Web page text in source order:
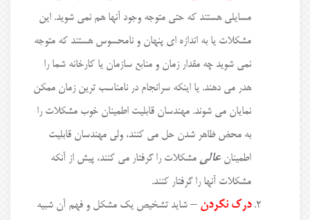
مسایلی هستند که حتی متوجه وجود آنها هم نمی شوید. این
مشکلات یا به اندازه ای پنهان و نامحسوس هستند که متوجه
نمی شوید چه مقدار زمان و منابع سازمان یا کارخانه شما را
هدر می دهند. یا اینکه سرانجام در نامناسب ترین زمان ممکن
نمایان می شوند. مهندسان قابلیت اطمینان خوب مشکلات را
به محض ظاهر شدن حل می کنند، ولی مهندسان قابلیت
اطمینانعالی مشکلات را گرفتار می کنند، پیش از آنکه
مشکلات آنها را گرفتار کنند.
درک نکردن – شاید تشخیص یک مشکل و فهم آن شبیه